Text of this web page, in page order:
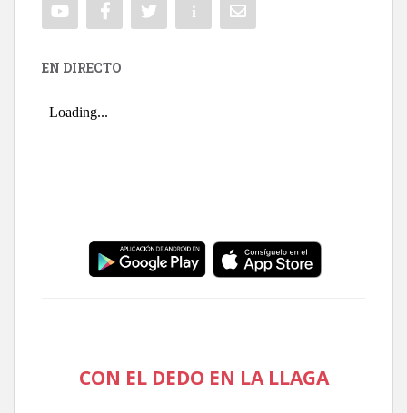
EN DIRECTO
CON EL DEDO EN LA LLAGA